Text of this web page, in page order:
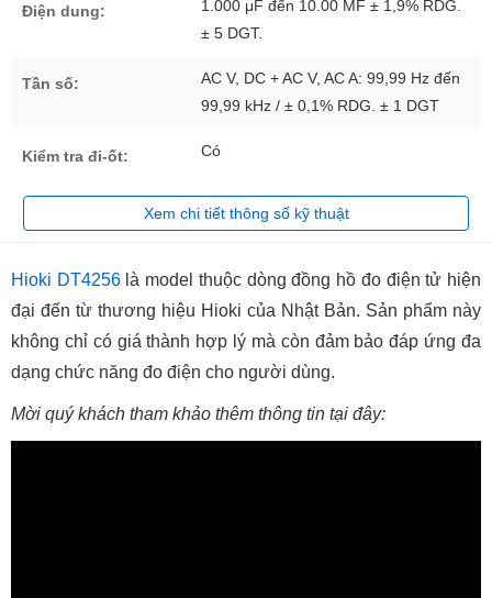
Điện dung:
1.000 μF đến 10.00 MF ± 1,9% RDG.
± 5 DGT.
Tần số:
AC V, DC + AC V, AC A: 99,99 Hz đến
99,99 kHz / ± 0,1% RDG. ± 1 DGT
Kiểm tra đi-ốt: Có
Xem chi tiết thông số kỹ thuật
Hioki DT4256là model thuộc dòng đồng hồ đo điện tử hiện
đại đến từ thương hiệu Hioki của Nhật Bản. Sản phẩm này
không chỉ có giá thành hợp lý mà còn đảm bảo đáp ứng đa
dạng chức năng đo điện cho người dùng.
Mời quý khách tham khảo thêm thông tin tại đây: